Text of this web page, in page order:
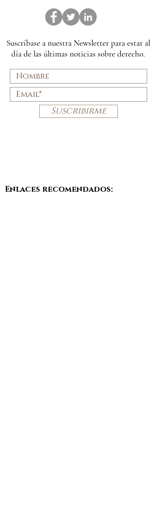
Suscríbase a nuestra Newsletter para estar al
día de las últimas noticias sobre derecho.
Suscribirme
Enlaces recomendados: